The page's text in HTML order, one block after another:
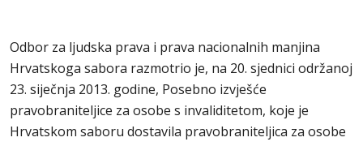
Odbor za ljudska prava i prava nacionalnih manjina
Hrvatskoga sabora razmotrio je, na 20. sjednici održanoj
23. siječnja 2013. godine, Posebno izvješće
pravobraniteljice za osobe s invaliditetom, koje je
Hrvatskom saboru dostavila pravobraniteljica za osobe